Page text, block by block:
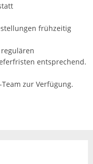
frühzeitig
entsprechend.
zur Verfügung.